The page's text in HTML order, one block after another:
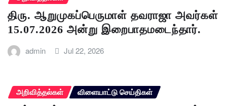
திரு. ஆறுமுகப்பெருமாள் தவராஜா அவர்கள்
15.07.2026 அன்று இறைபாதமடைந்தார்.
admin Jul 22, 2026
அறிவித்தல்கள் விளையாட்டு செய்திகள்